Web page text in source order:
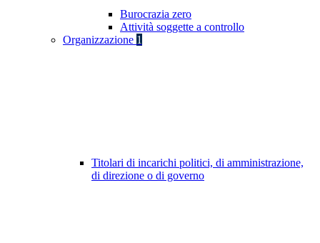
Burocrazia zero
Attività soggette a controllo
Organizzazione 1
Titolari di incarichi politici, di amministrazione,
di direzione o di governo